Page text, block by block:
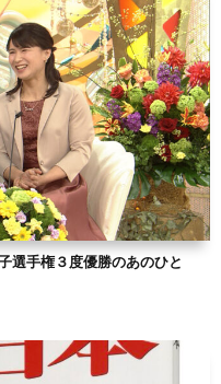
選手権３度優勝のあのひと